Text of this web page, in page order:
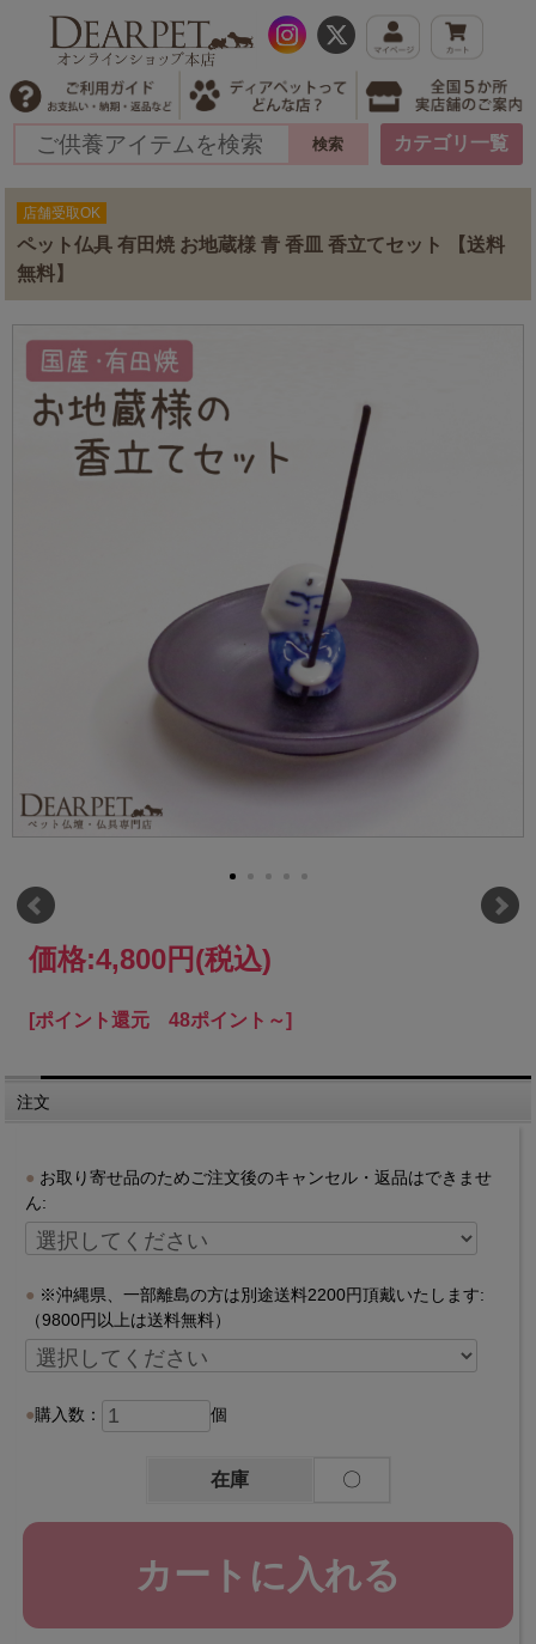
カテゴリ一覧
店舗受取OK
ペット仏具 有田焼 お地蔵様 青 香皿 香立てセット 【送料
無料】
価格:4,800円(税込)
[ポイント還元 48ポイント～]
注文
お取り寄せ品のためご注文後のキャンセル・返品はできませ
ん:
※沖縄県、一部離島の方は別途送料2200円頂戴いたします:
（9800円以上は送料無料）
購入数： 個
在庫 〇